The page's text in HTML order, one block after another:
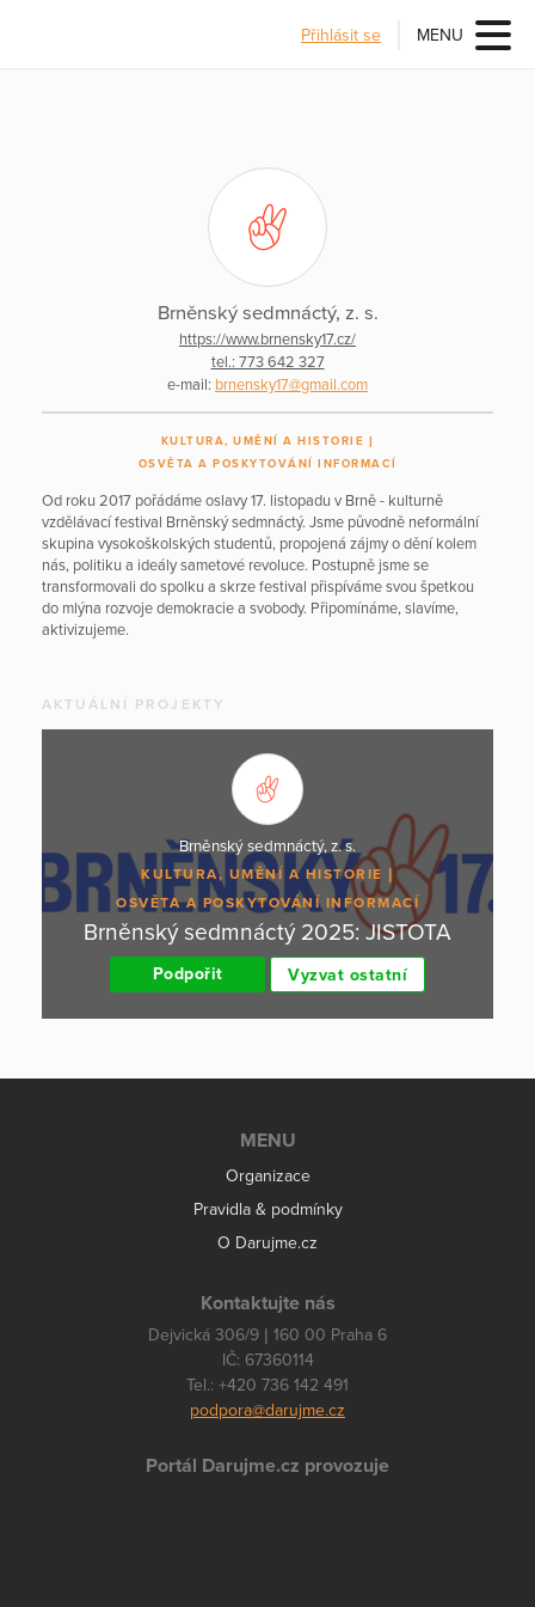
Přihlásit se MENU
Brněnský sedmnáctý, z. s.
https://www.brnensky17.cz/
tel.: 773 642 327
e-mail: brnensky17@gmail.com
KULTURA, UMĚNÍ A HISTORIE
OSVĚTA A POSKYTOVÁNÍ INFORMACÍ
Od roku 2017 pořádáme oslavy 17. listopadu v Brně - kulturně
vzdělávací festival Brněnský sedmnáctý. Jsme původně neformální
skupina vysokoškolských studentů, propojená zájmy o dění kolem
nás, politiku a ideály sametové revoluce. Postupně jsme se
transformovali do spolku a skrze festival přispíváme svou špetkou
do mlýna rozvoje demokracie a svobody. Připomínáme, slavíme,
aktivizujeme.
AKTUÁLNÍ PROJEKTY
Brněnský sedmnáctý, z. s.
KULTURA, UMĚNÍ A HISTORIE
OSVĚTA A POSKYTOVÁNÍ INFORMACÍ
Brněnský sedmnáctý 2025: JISTOTA
Podpořit Vyzvat ostatní
MENU
Organizace
Pravidla & podmínky
O Darujme.cz
Kontaktujte nás
Dejvická 306/9 | 160 00 Praha 6
IČ: 67360114
Tel.: +420 736 142 491
podpora@darujme.cz
Portál Darujme.cz provozuje